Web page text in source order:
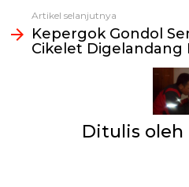
Artikel selanjutnya
Kepergok Gondol
Cikelet Digelandang
Ditulis oleh